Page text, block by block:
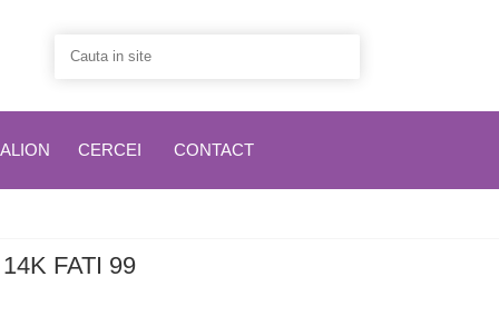
CERCEI CONTACT
FATI 99